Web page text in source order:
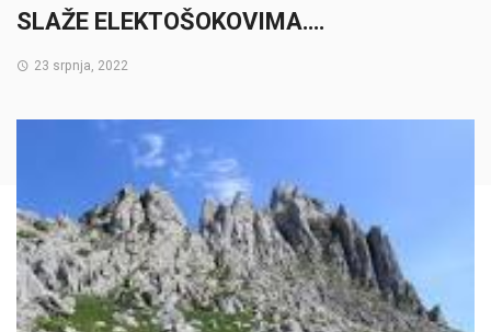
SLAŽE ELEKTOŠOKOVIMA….
23 srpnja, 2022